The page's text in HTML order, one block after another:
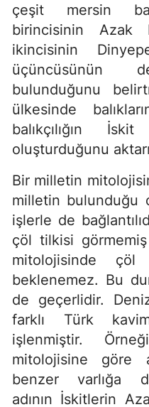
çeşit mersin
birincisinin Azak
ikincisinin
üçüncüsünün
bulunduğunu
ülkesinde
balıkçılığın
oluşturduğunu
Bir milletin
milletin bulunduğu
işlerle de
çöl tilkisi
mitolojisinde
beklenemez. Bu
de geçerlidir.
farklı Türk
işlenmiştir.
mitolojisine göre
benzer varlığa
adının İskitlerin